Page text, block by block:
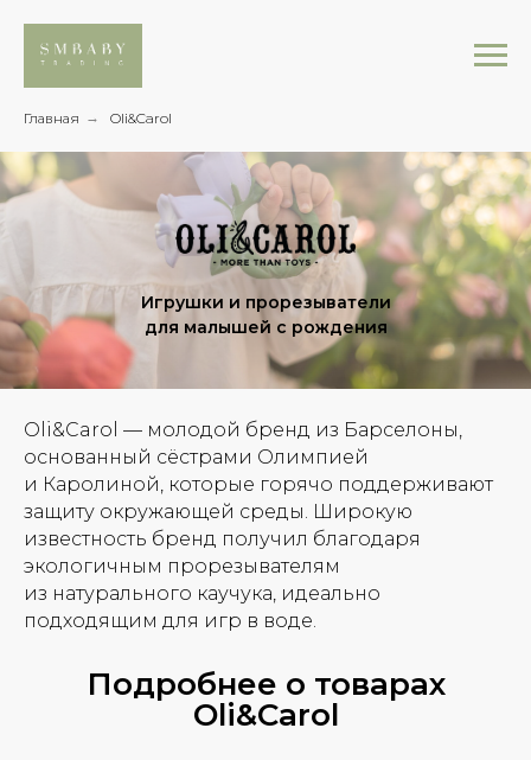
Главная → Oli&Carol
Игрушки и прорезыватели
для малышей с рождения
Oli&Carol — молодой бренд из Барселоны,
основанный сёстрами Олимпией
и Каролиной, которые горячо поддерживают
защиту окружающей среды. Широкую
известность бренд получил благодаря
экологичным прорезывателям
из натурального каучука, идеально
подходящим для игр в воде.
Подробнее о товарах
Oli&Carol